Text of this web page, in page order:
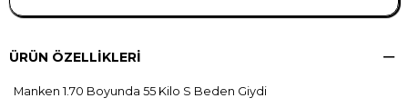
ÜRÜN ÖZELLIKLERI
Manken 1.70 Boyunda 55 Kilo S Beden Giydi